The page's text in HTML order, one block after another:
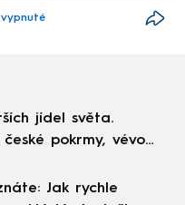
jídel světa.
pokrmy, vévodí
Jak rychle